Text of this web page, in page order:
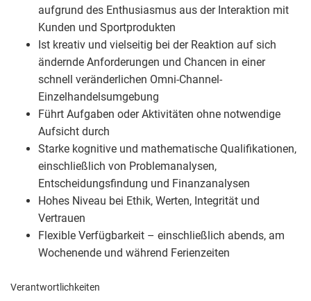
aufgrund des Enthusiasmus aus der Interaktion mit
Kunden und Sportprodukten
Ist kreativ und vielseitig bei der Reaktion auf sich
ändernde Anforderungen und Chancen in einer
schnell veränderlichen Omni-Channel-
Einzelhandelsumgebung
Führt Aufgaben oder Aktivitäten ohne notwendige
Aufsicht durch
Starke kognitive und mathematische Qualifikationen,
einschließlich von Problemanalysen,
Entscheidungsfindung und Finanzanalysen
Hohes Niveau bei Ethik, Werten, Integrität und
Vertrauen
Flexible Verfügbarkeit – einschließlich abends, am
Wochenende und während Ferienzeiten
Verantwortlichkeiten